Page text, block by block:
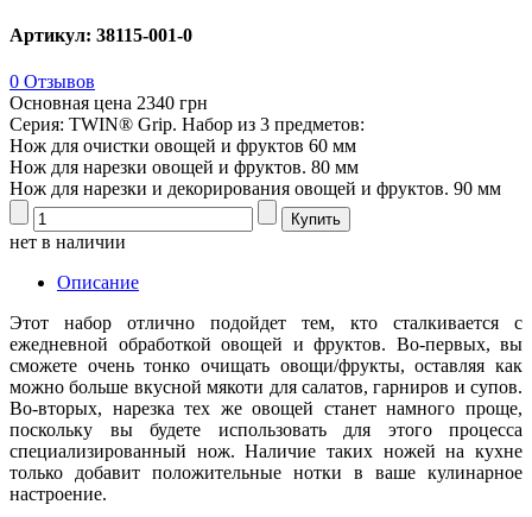
Артикул: 38115-001-0
0 Отзывов
Основная цена 2340 грн
Серия: TWIN® Grip. Набор из 3 предметов:
Нож для очистки овощей и фруктов 60 мм
Нож для нарезки овощей и фруктов. 80 мм
Нож для нарезки и декорирования овощей и фруктов. 90 мм
нет в наличии
Описание
Этот набор отлично подойдет тем, кто сталкивается с
ежедневной обработкой овощей и фруктов. Во-первых, вы
сможете очень тонко очищать овощи/фрукты, оставляя как
можно больше вкусной мякоти для салатов, гарниров и супов.
Во-вторых, нарезка тех же овощей станет намного проще,
поскольку вы будете использовать для этого процесса
специализированный нож. Наличие таких ножей на кухне
только добавит положительные нотки в ваше кулинарное
настроение.